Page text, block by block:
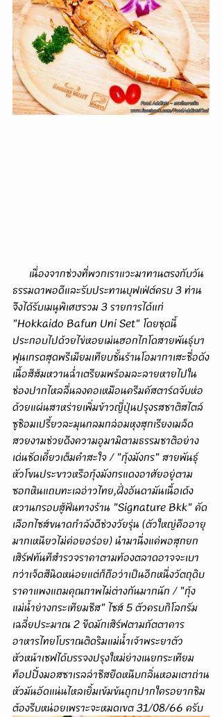
ธรรมดาพอดีและรับประทานบุฟเฟ่ต์ครบ 3 ท่าน
จึงได้รับเมนูพิเศษรวม 3 รายการได้แก่
"Hokkaido Bafun Uni Set" โดยชุดนี้
ประกอบไปด้วยไข่หอยเม่นฮอกไกโดสายพันธุ์บา
ฟุนเกรดสุดพรีเมียมเทียบชั้นร้านโอมากาเสะชื่อดัง
เนื้อสีส้มหวานฉ่ำเตรียมพร้อมละลายหายไปใน
ช่องปากไหลลื่นลงคอเหมือนครีมคัสตาร์ดจับห่อ
ด้วยแผ่นสาหร่ายเพิ่มข้าวญี่ปุ่นปรุงรสชาติสไตล์
ซูชิอมเปรี้ยวละมุนกลมกล่อมหุงสุกเรียงเมล็ด
สวยงามช่วยดึงความอูมามิตามธรรมชาติอย่าง
เด่นชัดเคี้ยวเต็มคำสะใจ / "กุ้งมังกร" สายพันธุ์
หัวโขนประขาวหรือกุ้งมังกรแดงอาศัยอยู่ตาม
ซอกหินแถบทะเลอ่าวไทย,ฝั่งอันดามันเนื้อเด้ง
หวานกรอบสู้ฟันทางร้าน "Signature Bkk" คัด
เลือกไซส์ขนาดกำลังดีช่วงวัยรุ่น (ตัวใหญ่คืออายุ
มากเหนียวไม่ค่อยอร่อย) นำมานึ่งแค่พอสุกยก
เสิร์ฟทันทีสำรวจราคาตามท้องตลาดอาจจะเบา
กว่าเจ็ดสีนิดหน่อยแต่ก็ถือว่าเป็นอีกหนึ่งวัตถุดิบ
ราคาแพงแถมคุณภาพไม่ต่างกันมากนัก / "กุ้ง
แม่น้ำย่างกระเทียมชีส" ไซส์ 5 ตัวครบกิโลกรัม
เฉลี่ยประมาณ 2 ขีดมักเสิร์ฟตามภัตตาคาร
อาหารไทยโบราณติดริมแม่น้ำเจ้าพระยาตัว
หัวหน้าเชฟได้บรรจงปรุงใหม่ย่างเนยกระเทียม
ท็อปปิ้งมอสซาเรลล่าชีสยืดหนึบกลิ่นหอมเตาถ่าน
หัวมันอัดแน่นไหลเยิ้มเข้มข้นถูกปากใครอยากชิม
ต้องรีบหน่อยเพราะจะหมดเขต 31/08/66 ครับ